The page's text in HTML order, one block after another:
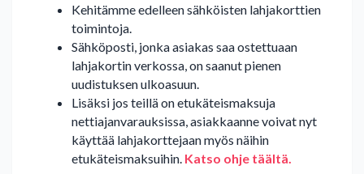
Kehitämme edelleen sähköisten lahjakorttien
toimintoja.
Sähköposti, jonka asiakas saa ostettuaan
lahjakortin verkossa, on saanut pienen
uudistuksen ulkoasuun.
Lisäksi jos teillä on etukäteismaksuja
nettiajanvarauksissa, asiakkaanne voivat nyt
käyttää lahjakorttejaan myös näihin
etukäteismaksuihin. Katso ohje täältä.